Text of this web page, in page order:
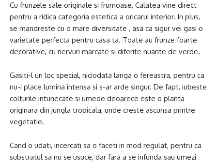
Cu frunzele sale originale si frumoase, Calatea vine direct
pentru a ridica categoria estetica a oricarui interior. In plus,
se mandreste cu o mare diversitate , asa ca sigur vei gasi o
varietate perfecta pentru casa ta. Toate au frunze foarte
decorative, cu nervuri marcate si diferite nuante de verde.
Gasiti-l un loc special, niciodata langa o fereastra, pentru ca
nu-i place lumina intensa si s-ar arde singur. De fapt, iubeste
colturile intunecate si umede deoarece este o planta
originara din jungla tropicala, unde creste ascunsa printre
vegetatie.
Cand o udati, incercati sa o faceti in mod regulat, pentru ca
substratul sa nu se usuce, dar fara a se infunda sau umezi